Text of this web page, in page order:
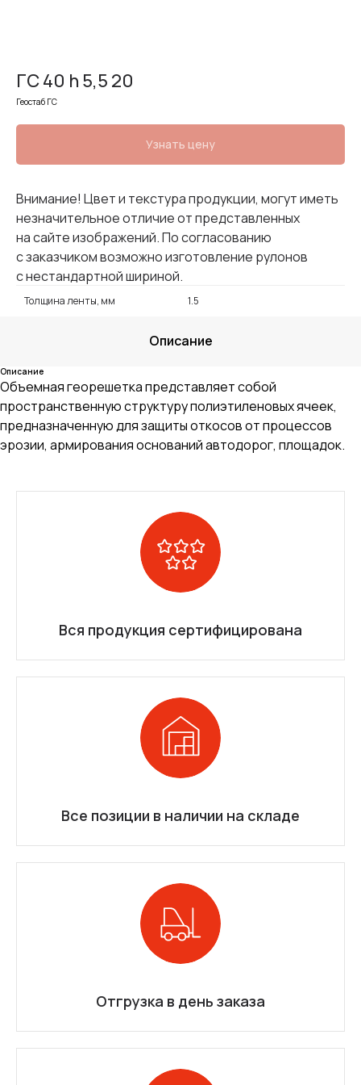
ГС 40 h 5,5 20
Геостаб ГС
Узнать цену
Внимание! Цвет и текстура продукции, могут иметь
незначительное отличие от представленных
на сайте изображений. По согласованию
с заказчиком возможно изготовление рулонов
с нестандартной шириной.
Толщина ленты, мм 1.5
Описание
Описание
Объемная георешетка представляет собой
пространственную структуру полиэтиленовых ячеек,
предназначенную для защиты откосов от процессов
эрозии, армирования оснований автодорог, площадок.
Вся продукция сертифицирована
Все позиции в наличии на складе
Отгрузка в день заказа